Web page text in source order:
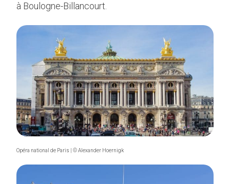
à Boulogne-Billancourt.
Opéra national de Paris | © Alexander Hoernigk